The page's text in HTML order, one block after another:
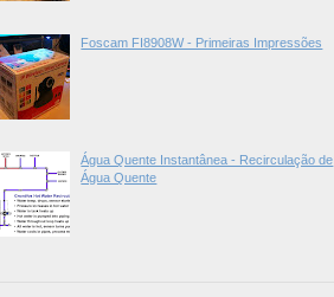
Foscam FI8908W - Primeiras Impressões
Água Quente Instantânea - Recirculação de
Água Quente